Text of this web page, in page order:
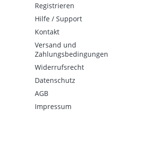
Registrieren
Hilfe / Support
Kontakt
Versand und
Zahlungsbedingungen
Widerrufsrecht
Datenschutz
AGB
Impressum